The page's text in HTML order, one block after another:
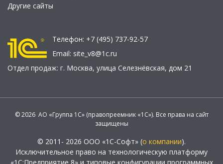
Другие сайты
Телефон: +7 (495) 737-92-57
Email: site_v8@1c.ru
Отдел продаж: г. Москва, улица Селезнёвская, дом 21
© 2026 АО «Группа 1С» (правопреемник «1С»). Все права на сайт
защищены
© 2011- 2026 ООО «1С-Софт» (о компании).
Исключительное право на технологическую платформу